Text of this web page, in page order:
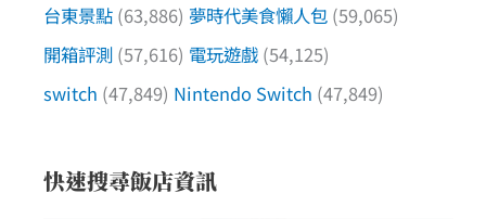
台東景點 (63,886) 夢時代美食懶人包 (59,065)
開箱評測 (57,616) 電玩遊戲 (54,125)
switch (47,849) Nintendo Switch (47,849)
快速搜尋飯店資訊